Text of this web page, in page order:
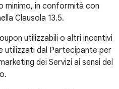
minimo, in conformità con
Clausola 13.5.
utilizzabili o altri incentivi
utilizzati dal Partecipante per
dei Servizi ai sensi del